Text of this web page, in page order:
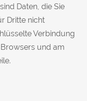
Daten, die Sie
Dritte nicht
Verbindung
und am